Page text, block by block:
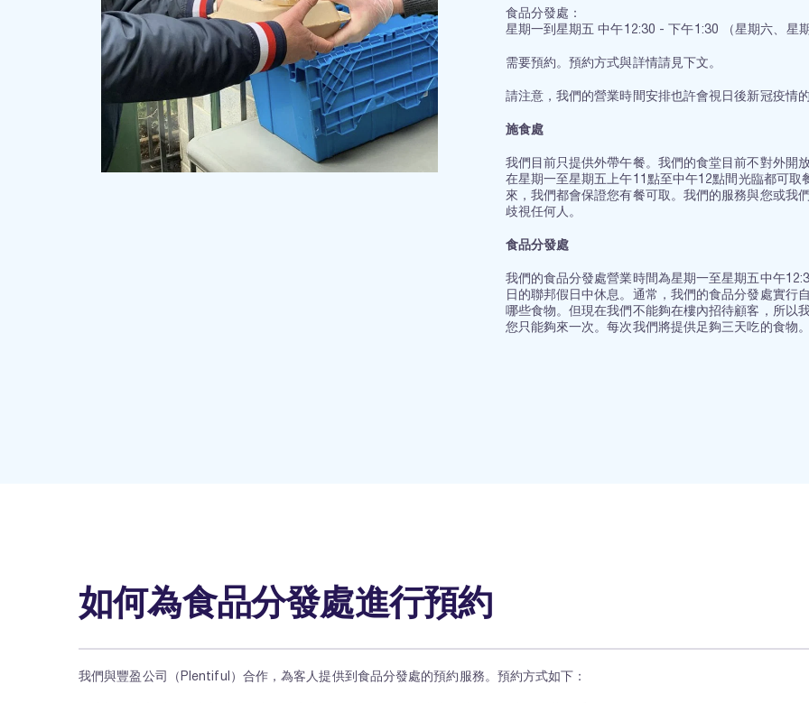
食品分發處：
星期一到星期五 中午12:30 - 下午1:30 （星期六、星期
需要預約。預約方式與詳情請見下文。
請注意，我們的營業時間安排也許會視日後新冠疫情
施食處
我們目前只提供外帶午餐。我們的食堂目前不對外開
在星期一至星期五上午11點至中午12點間光臨都可
來，我們都會保證您有餐可取。我們的服務與您或我
歧視任何人。
食品分發處
我們的食品分發處營業時間為星期一至星期五中午
日的聯邦假日中休息。通常，我們的食品分發處實行
哪些食物。但現在我們不能夠在樓內招待顧客，所以
您只能夠來一次。每次我們將提供足夠三天吃的食物。
如何為食品分發處進行預約
我們與豐盈公司（Plentiful）合作，為客人提供到食品分發處的預約服務。預約方式如下：